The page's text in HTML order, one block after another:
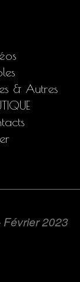
& Autres
Février 2023